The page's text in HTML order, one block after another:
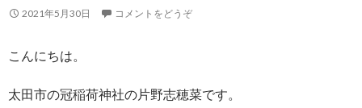
2021年5月30日 コメントをどうぞ
こんにちは。
太田市の冠稲荷神社の片野志穂菜です。